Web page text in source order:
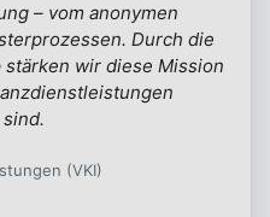
– vom anonymen
Durch die
wir diese Mission
(VKI)